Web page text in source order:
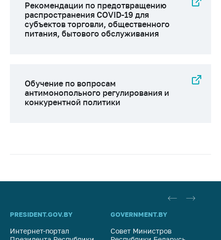
Рекомендации по предотвращению
распространения COVID-19 для
субъектов торговли, общественного
питания, бытового обслуживания
Обучение по вопросам
антимонопольного регулирования и
конкурентной политики
PRESIDENT.GOV.BY
Интернет-портал
GOVERNMENT.BY
Совет Министров